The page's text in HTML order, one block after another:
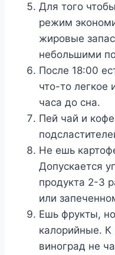
Для того
режим
жировые
небольшими
После 18:00
что-то легкое
часа до сна.
Пей чай и
Не ешь
Допускается
продукта 2-3
или
Ешь фрукты,
калорийные.
виноград не